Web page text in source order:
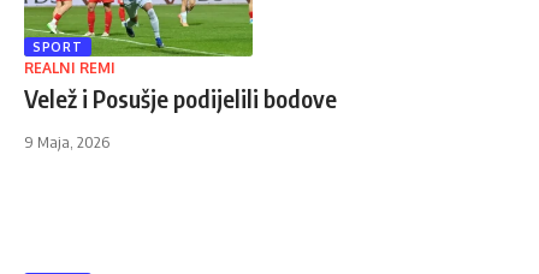
SPORT
REALNI REMI
Velež i Posušje podijelili bodove
9 Maja, 2026